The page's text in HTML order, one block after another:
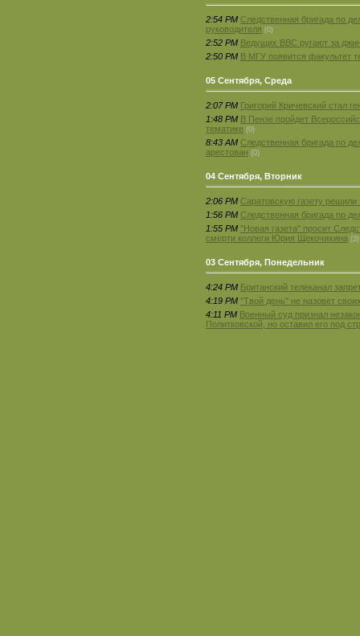
2:54 PM Следственная бригада по
руководителя (0)
2:52 PM Ведущих BBC ругают за
2:50 PM В МГУ появится факультет
05 Сентября, Среда
2:07 PM Григорий Кричевский стал
1:48 PM В Пензе пройдет
тематике (0)
8:43 AM Следственная бригада по
арестован (0)
04 Сентября, Вторник
2:06 PM Саратовскую газету
1:56 PM Следственная бригада по
1:55 PM "Новая газета" просит
смерти коллеги Юрия Щекочихина (3)
03 Сентября, Понедельник
4:24 PM Британский телеканал
4:19 PM "Твой день" не назовет
4:11 PM Военный суд признал
Политковской, но оставил его под